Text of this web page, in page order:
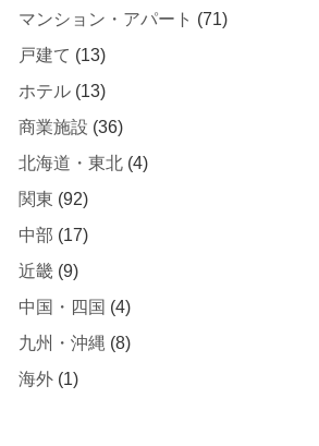
マンション・アパート (71)
戸建て (13)
ホテル (13)
商業施設 (36)
北海道・東北 (4)
関東 (92)
中部 (17)
近畿 (9)
中国・四国 (4)
九州・沖縄 (8)
海外 (1)